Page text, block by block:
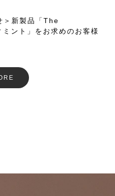
＞新製品「The
ント」をお求めのお客様